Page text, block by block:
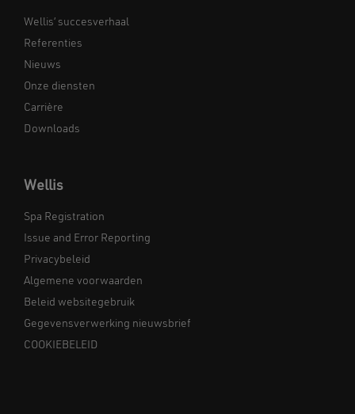
Wellis’ succesverhaal
Referenties
Nieuws
Onze diensten
Carrière
Downloads
Wellis
Spa Registration
Issue and Error Reporting
Privacybeleid
Algemene voorwaarden
Beleid websitegebruik
Gegevensverwerking nieuwsbrief
COOKIEBELEID